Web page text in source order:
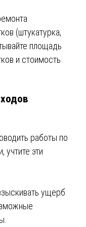
(штукатурка,
площадь
и стоимость
работы по
учтите эти
ущерб